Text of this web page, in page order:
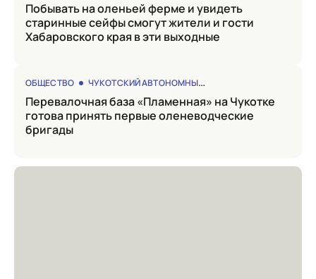
Побывать на оленьей ферме и увидеть
старинные сейфы смогут жители и гости
Хабаровского края в эти выходные
ОБЩЕСТВО ЧУКОТСКИЙ АВТОНОМНЫЙ ОКРУГ
Перевалочная база «Пламенная» на Чукотке
готова принять первые оленеводческие
бригады